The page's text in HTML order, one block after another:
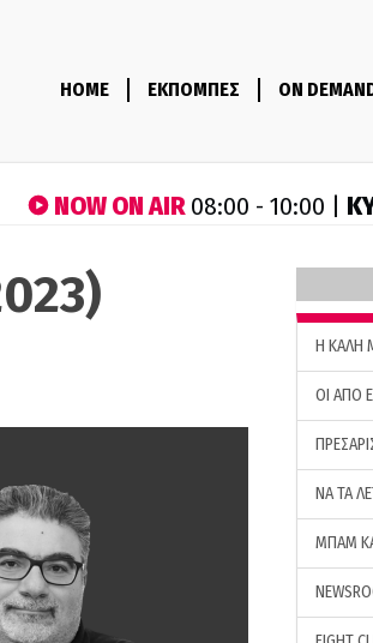
HOME ΕΚΠΟΜΠΕΣ ON
NOW ON AIR08:00 - 10:00 |
H ΚΑΛΗ
ΟΙ ΑΠΟ
ΝΑ ΤΑ
ΜΠΑΜ